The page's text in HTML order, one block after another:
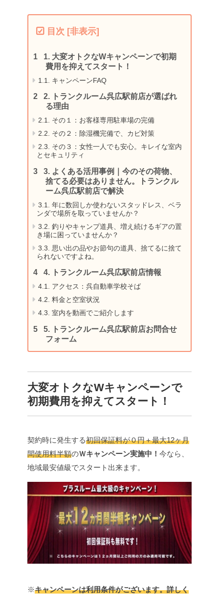
目次 [非表示]
1. 大変オトクなWキャンペーンで初期
費用を抑えてスタート！
1.1. キャンペーンFAQ
2. トランクルーム呉広駅前店が選ばれ
る理由
2.1. その１：お客様専用駐車場の完備
2.2. その２：除湿機完備で、カビ対策
2.3. その３：女性一人でも安心。キレイな室内
とセキュリティ
3. よくある活用事例｜今のその荷物、
捨てる必要はありません。トランクル
ーム呉広駅前店で解決
3.1.
年に数回しか使わないスタッドレス、ベラ
ンダで場所を取っていませんか？
3.2. 釣りやキャンプ道具、増え続けるギアの置
き場に困っていませんか？
3.3.
思い出の品やお節句の道具、捨てるに捨て
られないですよね。
4. トランクルーム呉広駅前店情報
4.1.
アクセス：呉自動車学校そば
4.2. 料金と空室状況
4.3. 室内を動画でご紹介します
5. トランクルーム呉広駅前店お問合せ
フォーム
大変オトクなWキャンペーンで
初期費用を抑えてスタート！
契約時に発生する初回保証料が０円＋最大12ヶ月
間使用料半額のＷキャンペーン実施中！ 今なら、
地域最安値級でスタート出来ます。
※キャンペーンは利用条件がございます。詳しく